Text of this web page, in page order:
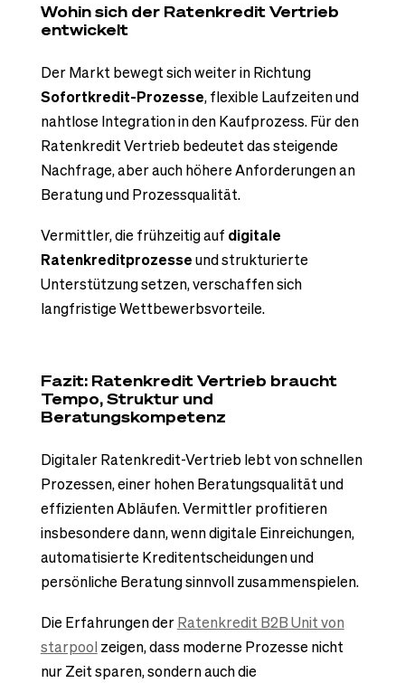
Wohin sich der Ratenkredit Vertrieb
entwickelt
Der Markt bewegt sich weiter in Richtung
Sofortkredit-Prozesse, flexible Laufzeiten und
nahtlose Integration in den Kaufprozess. Für den
Ratenkredit Vertrieb bedeutet das steigende
Nachfrage, aber auch höhere Anforderungen an
Beratung und Prozessqualität.
Vermittler, die frühzeitig auf digitale
Ratenkreditprozesseund strukturierte
Unterstützung setzen, verschaffen sich
langfristige Wettbewerbsvorteile.
Fazit: Ratenkredit Vertrieb braucht
Tempo, Struktur und
Beratungskompetenz
Digitaler Ratenkredit-Vertrieb lebt von schnellen
Prozessen, einer hohen Beratungsqualität und
effizienten Abläufen. Vermittler profitieren
insbesondere dann, wenn digitale Einreichungen,
automatisierte Kreditentscheidungen und
persönliche Beratung sinnvoll zusammenspielen.
Die Erfahrungen derRatenkredit B2B Unit von
starpool zeigen, dass moderne Prozesse nicht
nur Zeit sparen, sondern auch die